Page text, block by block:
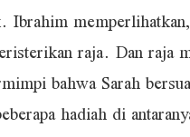
raja. Dan raja
bahwa Sarah
hadiah di